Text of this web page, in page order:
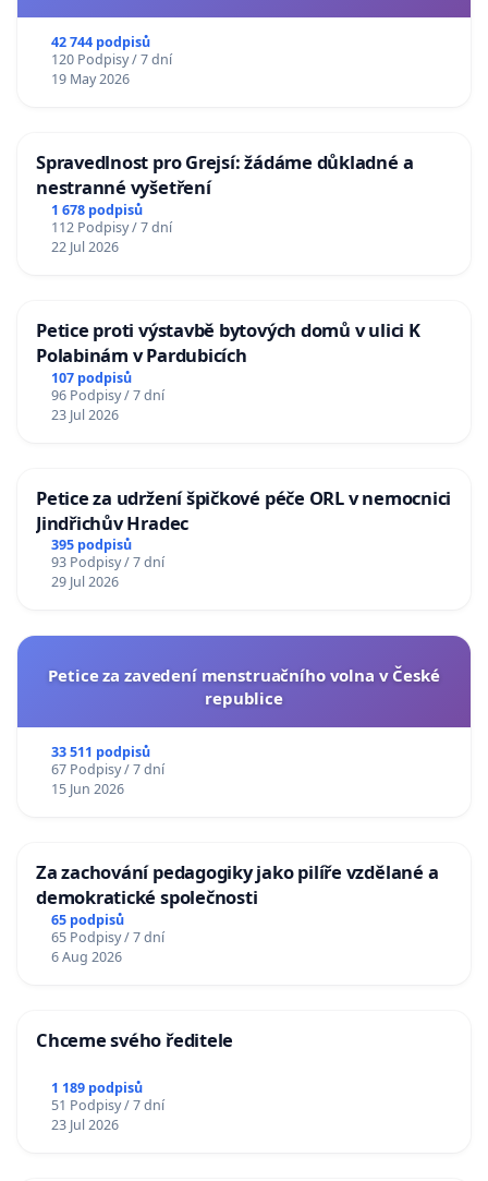
42 744 podpisů
120 Podpisy / 7 dní
19 May 2026
Spravedlnost pro Grejsí: žádáme důkladné a
nestranné vyšetření
1 678 podpisů
112 Podpisy / 7 dní
22 Jul 2026
Petice proti výstavbě bytových domů v ulici K
Polabinám v Pardubicích
107 podpisů
96 Podpisy / 7 dní
23 Jul 2026
Petice za udržení špičkové péče ORL v nemocnici
Jindřichův Hradec
395 podpisů
93 Podpisy / 7 dní
29 Jul 2026
Petice za zavedení menstruačního volna v České
republice
33 511 podpisů
67 Podpisy / 7 dní
15 Jun 2026
Za zachování pedagogiky jako pilíře vzdělané a
demokratické společnosti
65 podpisů
65 Podpisy / 7 dní
6 Aug 2026
Chceme svého ředitele
1 189 podpisů
51 Podpisy / 7 dní
23 Jul 2026